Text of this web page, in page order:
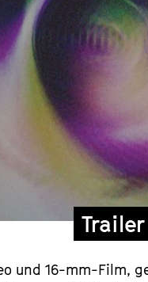
Trailer
und 16-mm-Film,